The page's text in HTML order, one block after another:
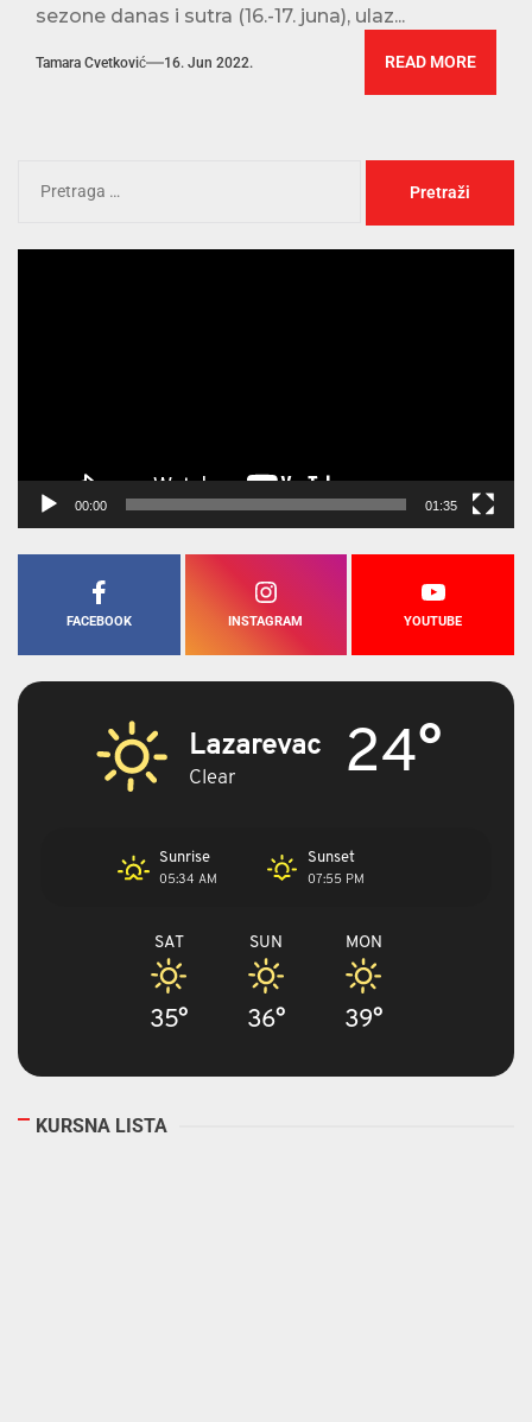
sezone danas i sutra (16.-17. juna), ulaz...
Tamara Cvetković 16. Jun 2022. READ MORE
00:00 01:35
FACEBOOK INSTAGRAM YOUTUBE
Lazarevac
Clear 24°
Sunrise
05:34 AM
Sunset
07:55 PM
SAT
35°
SUN
36°
MON
39°
KURSNA LISTA